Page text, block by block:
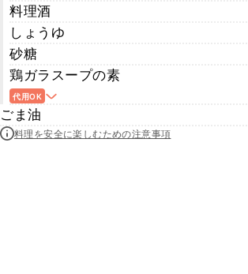
料理酒
しょうゆ
砂糖
鶏ガラスープの素
代用OK
ごま油
料理を安全に楽しむための注意事項